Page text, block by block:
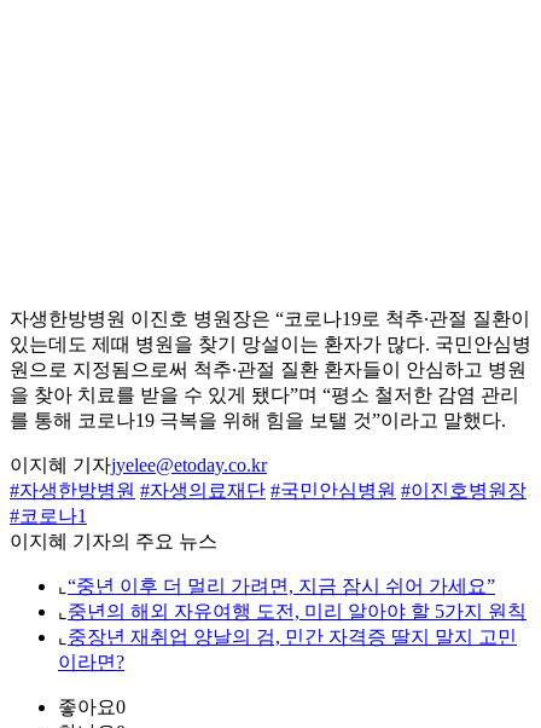
자생한방병원 이진호 병원장은 “코로나19로 척추∙관절 질환이
있는데도 제때 병원을 찾기 망설이는 환자가 많다. 국민안심병
원으로 지정됨으로써 척추∙관절 질환 환자들이 안심하고 병원
을 찾아 치료를 받을 수 있게 됐다”며 “평소 철저한 감염 관리
를 통해 코로나19 극복을 위해 힘을 보탤 것”이라고 말했다.
이지혜 기자jyelee@etoday.co.kr
#자생한방병원 #자생의료재단 #국민안심병원 #이진호병원장
#코로나1
이지혜 기자의 주요 뉴스
⌞ “중년 이후 더 멀리 가려면, 지금 잠시 쉬어 가세요”
⌞ 중년의 해외 자유여행 도전, 미리 알아야 할 5가지 원칙
⌞ 중장년 재취업 양날의 검, 민간 자격증 딸지 말지 고민
이라면?
좋아요0